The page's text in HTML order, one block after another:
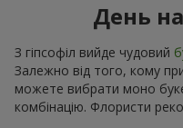
День
З гіпсофіл вийде чудовий
Залежно від того, кому
можете вибрати моно
комбінацію. Флористи